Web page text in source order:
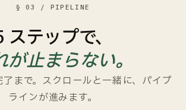
§ 03 / PIPELINE
ステップで、
が止まらない。
まで。スクロールと一緒に、パイプ
ラインが進みます。